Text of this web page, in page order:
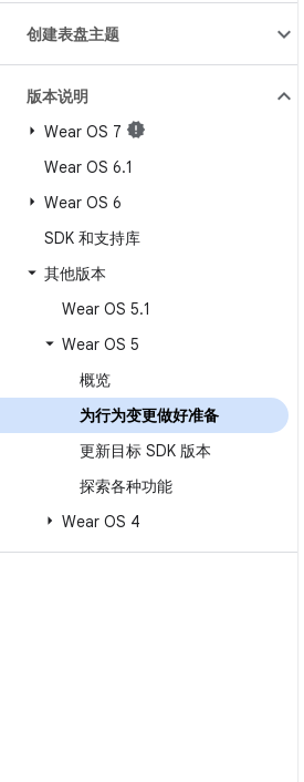
创建表盘主题
版本说明
Wear OS 7
Wear OS 6.1
Wear OS 6
SDK 和支持库
其他版本
Wear OS 5.1
Wear OS 5
概览
为行为变更做好准备
更新目标 SDK 版本
探索各种功能
Wear OS 4